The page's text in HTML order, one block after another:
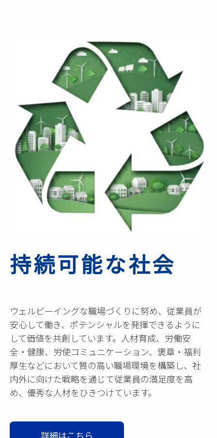
持続可能な社会
ウェルビーイングな職場づくりに努め、従業員が
安心して働き、ポテンシャルを発揮できるように
して価値を共創しています。人材育成、労働安
全・健康、労使コミュニケーション、褒章・福利
厚生などにおいて質の高い職場環境を構築し、社
内外に向けた戦略を通じて従業員の満足度を高
め、優秀な人材をひきつけています。
詳細はこちら